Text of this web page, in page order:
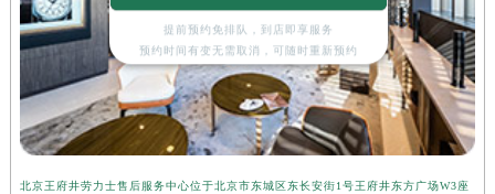
北京王府井劳力士售后服务中心位于北京市东城区东长安街1号王府井东方广场W3座
提前预约免排队，到店即享服务
预约时间有变无需取消，可随时重新预约